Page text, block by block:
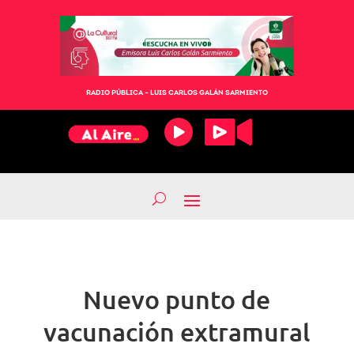
RADIO PÚBLICA – LUIS CARLOS GALÁN SARMIENTO
Nuevo punto de
vacunación extramural